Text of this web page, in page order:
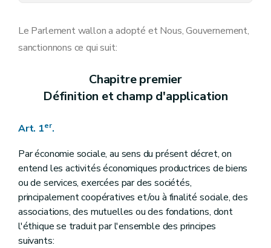
Art. 15
Art. 17
Art. 21
Art. 23
Art. 25
Art. 26
Section 4
Dispositions modificatives du décret du 6 novembre 2008 portant rationalisation de la fonction consultative
Art. 27
Art. 28
Le Parlement wallon a adopté et Nous, Gouvernement,
sanctionnons ce qui suit:
Chapitre premier
Définition et champ d'application
Art. 1er.
Par économie sociale, au sens du présent décret, on
entend les activités économiques productrices de biens
ou de services, exercées par des sociétés,
principalement coopératives et/ou à finalité sociale, des
associations, des mutuelles ou des fondations, dont
l'éthique se traduit par l'ensemble des principes
suivants: